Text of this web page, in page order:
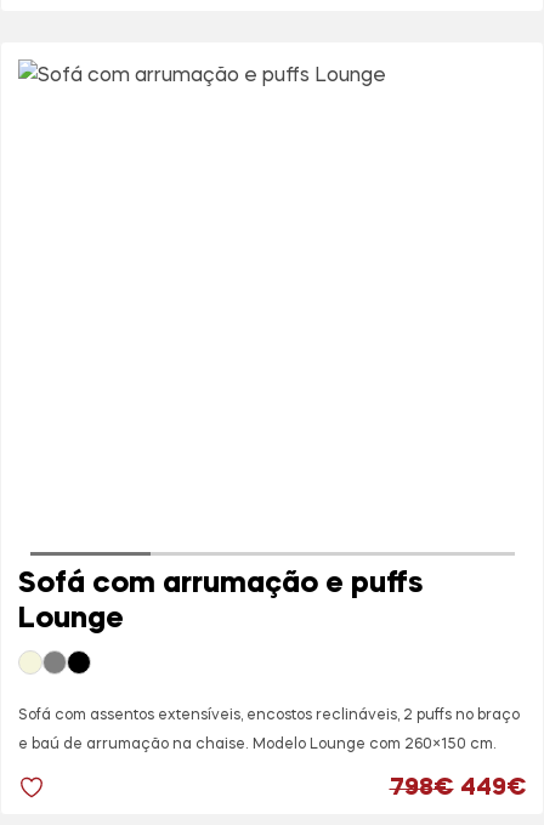
Sofá com arrumação e puffs
Lounge
Sofá com assentos extensíveis, encostos reclináveis, 2 puffs no braço
e baú de arrumação na chaise. Modelo Lounge com 260×150 cm.
798€ O
449€